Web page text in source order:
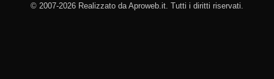
© 2007-2026 Realizzato da Aproweb.it. Tutti i diritti riservati.